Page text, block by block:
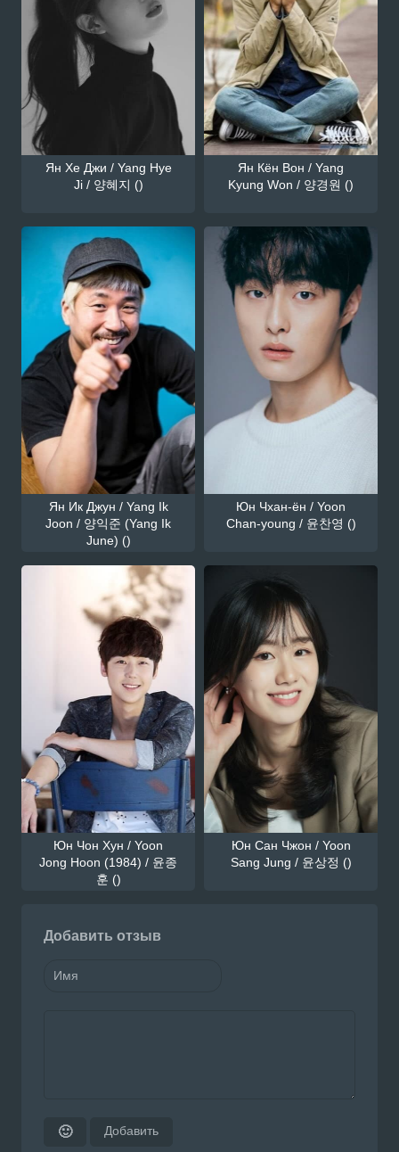
Ян Хе Джи / Yang Hye
Ji / 양혜지 ()
Ян Кён Вон / Yang
Kyung Won / 양경원 ()
Ян Ик Джун / Yang Ik
Joon / 양익준 (Yang Ik
June) ()
Юн Чхан-ён / Yoon
Chan-young / 윤찬영 ()
Юн Чон Хун / Yoon
Jong Hoon (1984) / 윤종
훈 ()
Юн Сан Чжон / Yoon
Sang Jung / 윤상정 ()
Добавить отзыв
🙂 Добавить